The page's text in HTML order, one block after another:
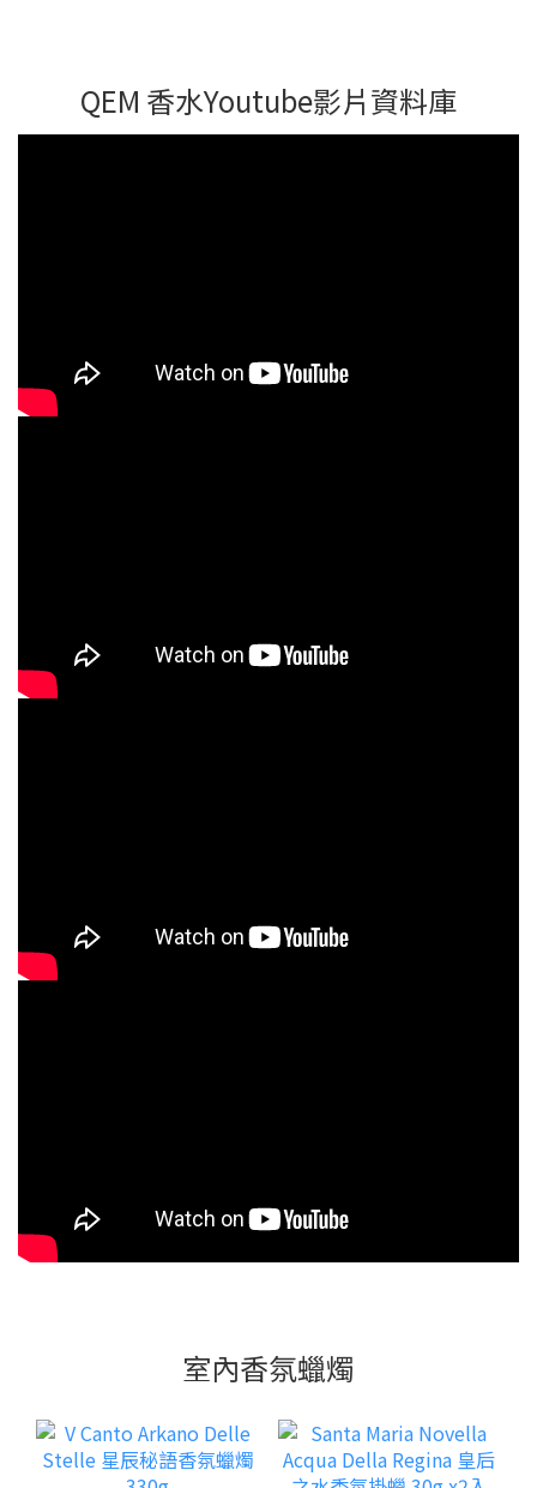
QEM 香水Youtube影片資料庫
室內香氛蠟燭